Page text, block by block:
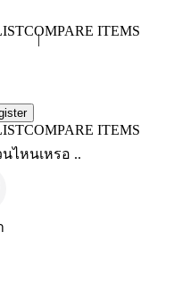
COMPARE ITEMS
COMPARE ITEMS
ไหนเหรอ ..